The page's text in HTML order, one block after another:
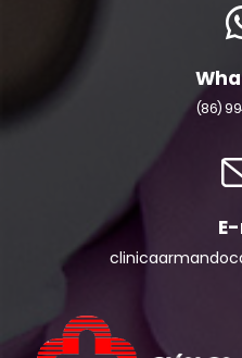
(86)